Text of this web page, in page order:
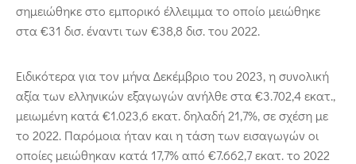
σημειώθηκε στο εμπορικό έλλειμμα το οποίο μειώθηκε
στα €31 δισ. έναντι των €38,8 δισ. του 2022.
Ειδικότερα για τον μήνα Δεκέμβριο του 2023, η συνολική
αξία των ελληνικών εξαγωγών ανήλθε στα €3.702,4 εκατ.,
μειωμένη κατά €1.023,6 εκατ. δηλαδή 21,7%, σε σχέση με
το 2022. Παρόμοια ήταν και η τάση των εισαγωγών οι
οποίες μειώθηκαν κατά 17,7% από €7.662,7 εκατ. το 2022